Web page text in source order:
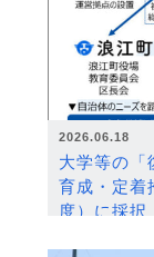
2026.06.18
大学等の「
育成・定着
度）に採択